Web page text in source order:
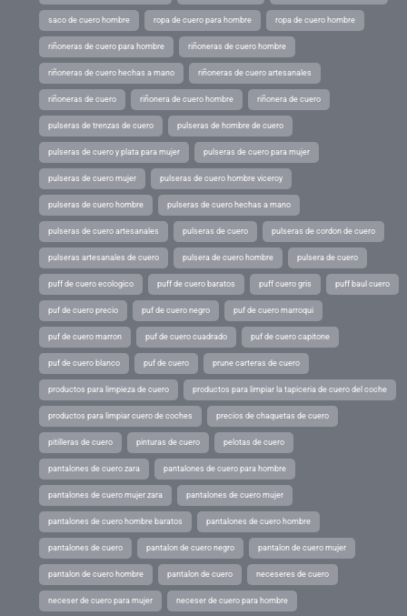
saco de cuero hombre ropa de cuero para hombre ropa de cuero hombre
riñoneras de cuero para hombre riñoneras de cuero hombre
riñoneras de cuero hechas a mano riñoneras de cuero artesanales
riñoneras de cuero riñonera de cuero hombre riñonera de cuero
pulseras de trenzas de cuero pulseras de hombre de cuero
pulseras de cuero y plata para mujer pulseras de cuero para mujer
pulseras de cuero mujer pulseras de cuero hombre viceroy
pulseras de cuero hombre pulseras de cuero hechas a mano
pulseras de cuero artesanales pulseras de cuero pulseras de cordon de cuero
pulseras artesanales de cuero pulsera de cuero hombre pulsera de cuero
puff de cuero ecologico puff de cuero baratos puff cuero gris puff baul cuero
puf de cuero precio puf de cuero negro puf de cuero marroqui
puf de cuero marron puf de cuero cuadrado puf de cuero capitone
puf de cuero blanco puf de cuero prune carteras de cuero
productos para limpieza de cuero productos para limpiar la tapiceria de cuero del coche
productos para limpiar cuero de coches precios de chaquetas de cuero
pitilleras de cuero pinturas de cuero pelotas de cuero
pantalones de cuero zara pantalones de cuero para hombre
pantalones de cuero mujer zara pantalones de cuero mujer
pantalones de cuero hombre baratos pantalones de cuero hombre
pantalones de cuero pantalon de cuero negro pantalon de cuero mujer
pantalon de cuero hombre pantalon de cuero neceseres de cuero
neceser de cuero para mujer neceser de cuero para hombre